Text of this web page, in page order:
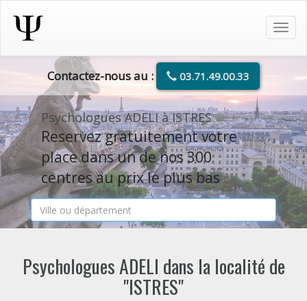
Contactez-nous au : 03.71.49.00.33
Psychologues ADELI à ISTRES
Reservez gratuitement votre
place dans un de nos 300
centres au prix le plus bas
Psychologues ADELI dans la localité de
"ISTRES"